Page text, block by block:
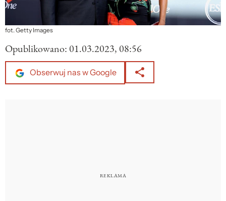
fot. Getty Images
Opublikowano: 01.03.2023, 08:56
Obserwuj nas w Google